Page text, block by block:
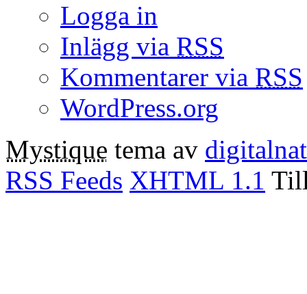
Logga in
Inlägg via RSS
Kommentarer via RSS
WordPress.org
Mystique tema av
RSS Feeds XHTML 1.1